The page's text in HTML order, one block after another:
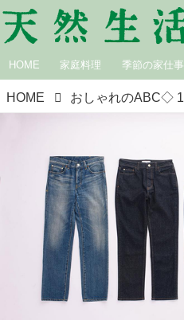
HOME 家庭料理 季節の家仕事
HOME